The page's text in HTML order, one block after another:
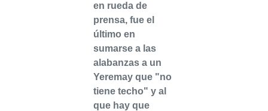
en rueda de
prensa, fue el
último en
sumarse a las
alabanzas a un
Yeremay que "no
tiene techo" y al
que hay que